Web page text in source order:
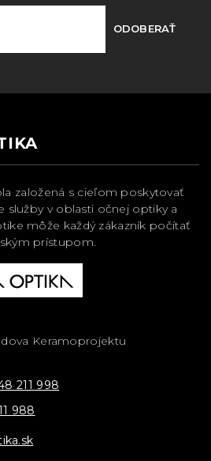
ODOBERAŤ
založená s cieľom poskytovať
služby v oblasti očnej optiky a
môže každý zákazník počítať
prístupom.
Keramoprojektu
211 998
988